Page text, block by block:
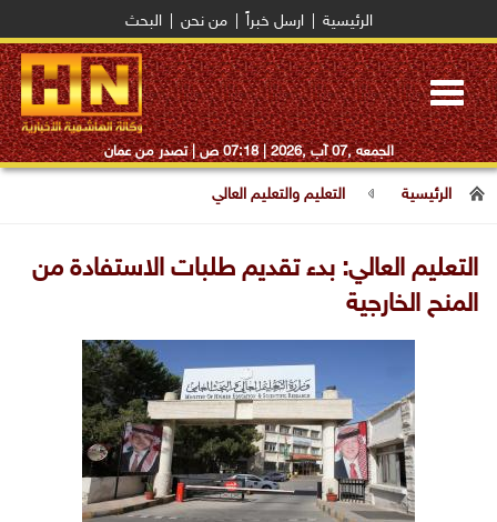
الرئيسية ارسل خبراً من نحن البحث
Toggle
navigation
الجمعه ,07 آب ,2026 | 07:18 ص | تصدر من عمان
الرئيسية التعليم والتعليم العالي
التعليم العالي: بدء تقديم طلبات الاستفادة من
المنح الخارجية